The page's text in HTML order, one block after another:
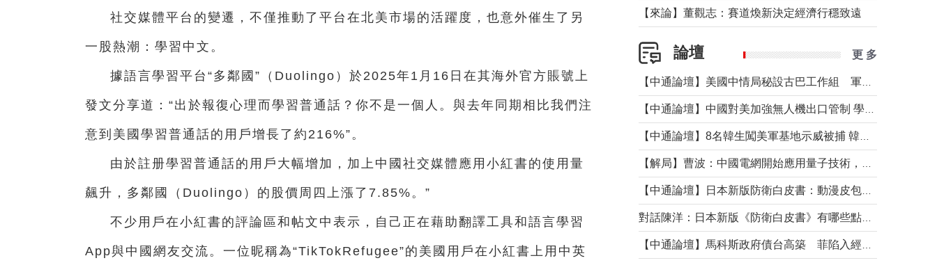
社交媒體平台的變遷，不僅推動了平台在北美市場的活躍度，也意外催生了另
一股熱潮：學習中文。
據語言學習平台“多鄰國”（Duolingo）於2025年1月16日在其海外官方賬號上
發文分享道：“出於報復心理而學習普通話？你不是一個人。與去年同期相比我們注
意到美國學習普通話的用戶增長了約216%”。
由於註册學習普通話的用戶大幅增加，加上中國社交媒體應用小紅書的使用量
飆升，多鄰國（Duolingo）的股價周四上漲了7.85%。”
不少用戶在小紅書的評論區和帖文中表示，自己正在藉助翻譯工具和語言學習
App與中國網友交流。一位昵稱為“TikTokRefugee”的美國用戶在小紅書上用中英
【來論】董觀志：賽道煥新決定經濟行穩致遠
論壇 更 多